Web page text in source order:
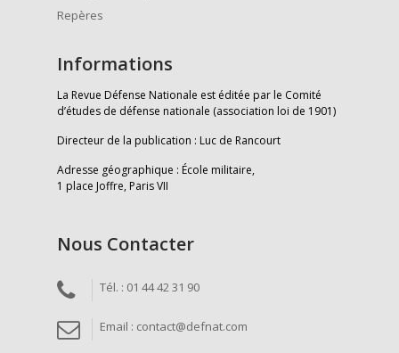
Repères
Informations
La Revue Défense Nationale est éditée par le Comité
d’études de défense nationale (association loi de 1901)
Directeur de la publication : Luc de Rancourt
Adresse géographique : École militaire,
1 place Joffre, Paris VII
Nous Contacter
Tél. : 01 44 42 31 90
Email : contact@defnat.com